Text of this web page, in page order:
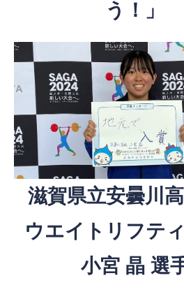
う！」
滋賀県立安曇川
ウエイトリフテ
小宮 晶 選